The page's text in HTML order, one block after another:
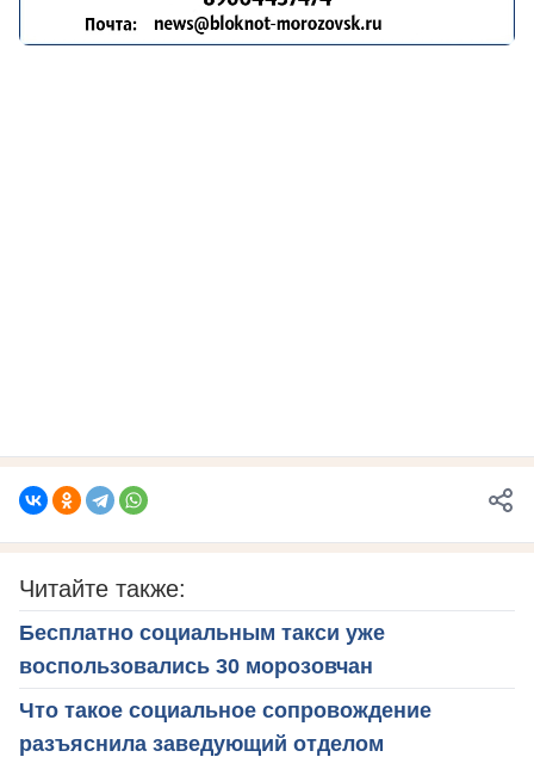
Читайте также:
Бесплатно социальным такси уже
воспользовались 30 морозовчан
Что такое социальное сопровождение
разъяснила заведующий отделом